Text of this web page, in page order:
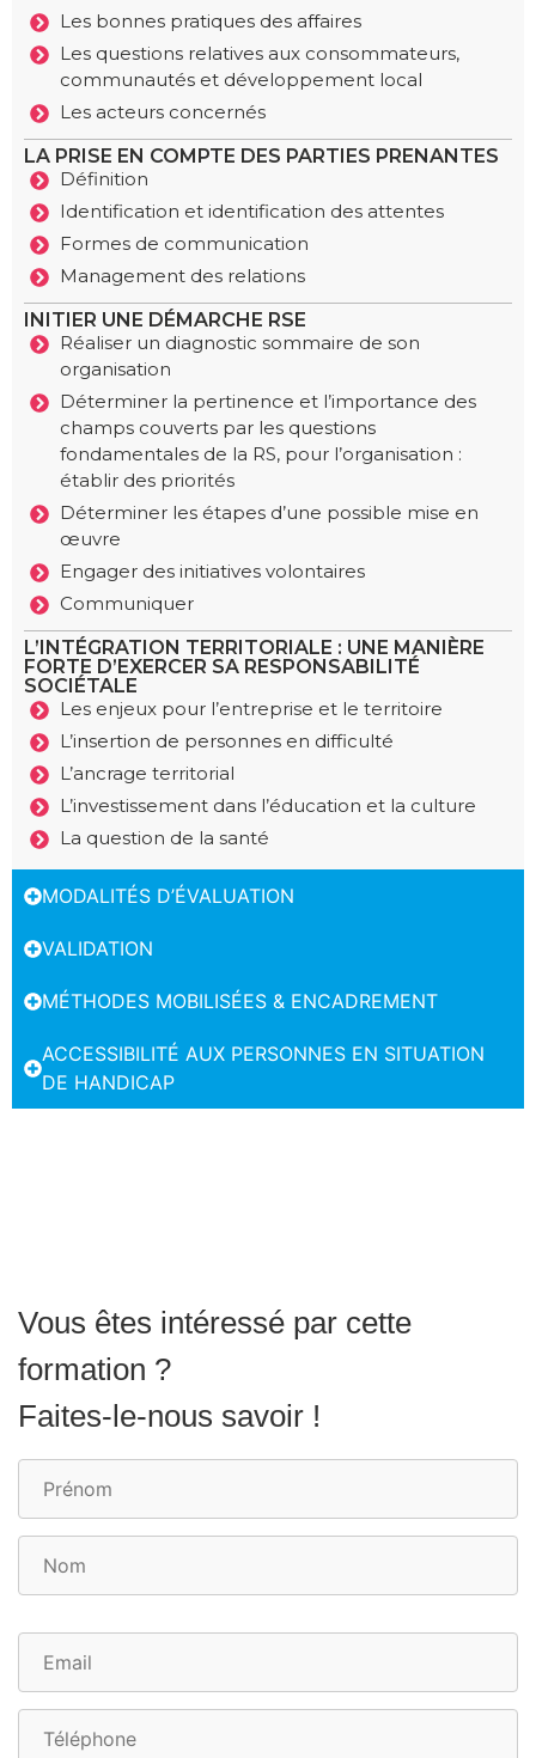
Les bonnes pratiques des affaires
Les questions relatives aux consommateurs,
communautés et développement local
Les acteurs concernés
LA PRISE EN COMPTE DES PARTIES PRENANTES
Définition
Identification et identification des attentes
Formes de communication
Management des relations
INITIER UNE DÉMARCHE RSE
Réaliser un diagnostic sommaire de son
organisation
Déterminer la pertinence et l’importance des
champs couverts par les questions
fondamentales de la RS, pour l’organisation :
établir des priorités
Déterminer les étapes d’une possible mise en
œuvre
Engager des initiatives volontaires
Communiquer
L’INTÉGRATION TERRITORIALE : UNE MANIÈRE
FORTE D’EXERCER SA RESPONSABILITÉ
SOCIÉTALE
Les enjeux pour l’entreprise et le territoire
L’insertion de personnes en difficulté
L’ancrage territorial
L’investissement dans l’éducation et la culture
La question de la santé
MODALITÉS D’ÉVALUATION
VALIDATION
MÉTHODES MOBILISÉES & ENCADREMENT
ACCESSIBILITÉ AUX PERSONNES EN SITUATION
DE HANDICAP
Vous êtes intéressé par cette
formation ?
Faites-le-nous savoir !